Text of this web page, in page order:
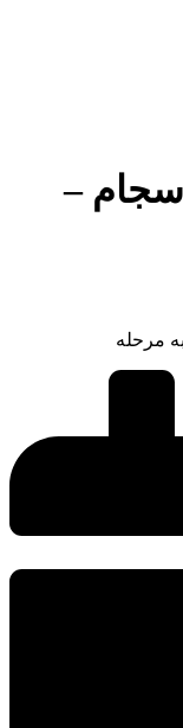
سجام –
مرحله